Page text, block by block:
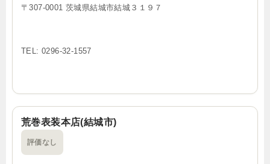
〒307-0001 茨城県結城市結城３１９７
TEL: 0296-32-1557
荒巻表装本店(結城市)
評価なし